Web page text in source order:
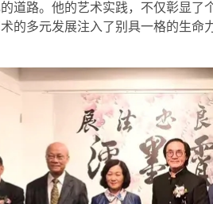
道路。他的艺术实践，不仅彰显了
的多元发展注入了别具一格的生命